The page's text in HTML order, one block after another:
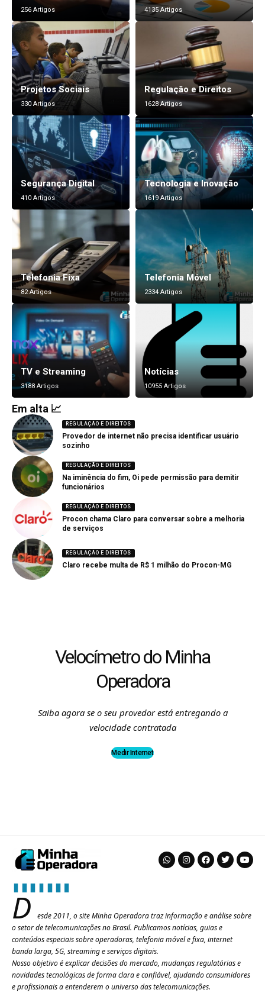
256 Artigos 4135 Artigos
Projetos Sociais
330 Artigos
Regulação e Direitos
1628 Artigos
Segurança Digital
410 Artigos
Tecnologia e Inovação
1619 Artigos
Telefonia Fixa
82 Artigos
Telefonia Móvel
2334 Artigos
TV e Streaming
3188 Artigos
Notícias
10955 Artigos
Em alta 📈
REGULAÇÃO E DIREITOS
Provedor de internet não precisa identificar usuário
sozinho
REGULAÇÃO E DIREITOS
Na iminência do fim, Oi pede permissão para demitir
funcionários
REGULAÇÃO E DIREITOS
Procon chama Claro para conversar sobre a melhoria
de serviços
REGULAÇÃO E DIREITOS
Claro recebe multa de R$ 1 milhão do Procon-MG
Velocímetro do Minha
Operadora
Saiba agora se o seu provedor está entregando a
velocidade contratada
Medir Internet
D
esde 2011, o site Minha Operadora traz informação e análise sobre
o setor de telecomunicações no Brasil. Publicamos notícias, guias e
conteúdos especiais sobre operadoras, telefonia móvel e fixa, internet
banda larga, 5G, streaming e serviços digitais.
Nosso objetivo é explicar decisões do mercado, mudanças regulatórias e
novidades tecnológicas de forma clara e confiável, ajudando consumidores
e profissionais a entenderem o universo das telecomunicações.